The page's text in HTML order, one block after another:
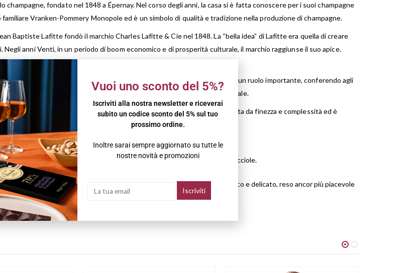
fondato nel 1848 a Épernay. Nel corso degli anni, la casa si è fatta conoscere per i suoi champagne
Vranken-Pommery Monopole ed è un simbolo di qualità e tradizione nella produzione di champagne.
Baptiste Lafitte fondò il marchio Charles Lafitte & Cie nel 1848. La “bella idea” di Lafitte era quella di creare
anni Venti, in un periodo di boom economico e di prosperità culturale, il marchio raggiunse il suo apice.
lo “spirito del cognac” per i loro liquori da esportazione.
ed equilibrati. La tradizionale combinazione con i vini Chardonnay svolge un ruolo importante, conferendo agli
di un’attenta selezione delle migliori uve e di una vinificazione magistrale.
ricca tradizione e al patrimonio del marchio. Questa cuvée è caratterizzata da finezza e complessità ed è
:
si uniscono alla delicatezza della frutta secca, in particolare uva passa e nocciole.
, offrendo un’esperienza intensa fin dal primo sorso. Il finale è lungo, fresco e delicato, reso ancor più piacevole
leggera.
ai primi delicati e alle carni bianche.
Vuoi uno sconto del 5%?
Iscriviti alla nostra newsletter e riceverai
subito un codice sconto del 5% sul tuo
prossimo ordine.
Inoltre sarai sempre aggiornato su tutte le
nostre novità e promozioni